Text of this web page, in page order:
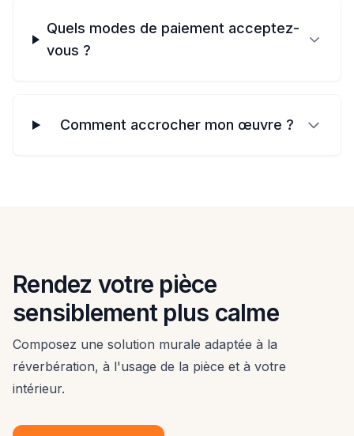
Quels modes de paiement acceptez-
vous ?
Comment accrocher mon œuvre ?
Rendez votre pièce
sensiblement plus calme
Composez une solution murale adaptée à la
réverbération, à l'usage de la pièce et à votre
intérieur.